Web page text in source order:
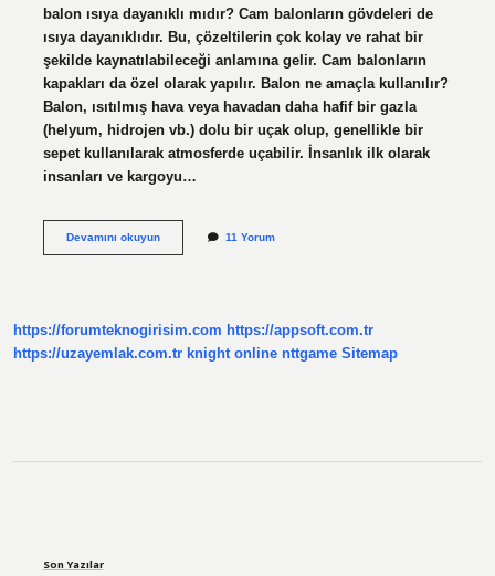
balon ısıya dayanıklı mıdır? Cam balonların gövdeleri de
ısıya dayanıklıdır. Bu, çözeltilerin çok kolay ve rahat bir
şekilde kaynatılabileceği anlamına gelir. Cam balonların
kapakları da özel olarak yapılır. Balon ne amaçla kullanılır?
Balon, ısıtılmış hava veya havadan daha hafif bir gazla
(helyum, hidrojen vb.) dolu bir uçak olup, genellikle bir
sepet kullanılarak atmosferde uçabilir. İnsanlık ilk olarak
insanları ve kargoyu…
Devamını okuyunCam
11 Yorum
https://forumteknogirisim.com https://appsoft.com.tr
https://uzayemlak.com.tr knight online nttgame Sitemap
Son Yazılar